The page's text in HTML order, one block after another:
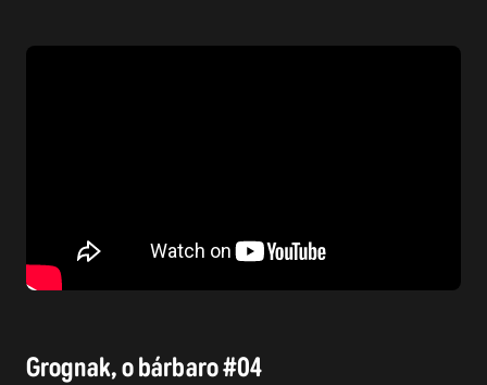
Grognak, o bárbaro #04